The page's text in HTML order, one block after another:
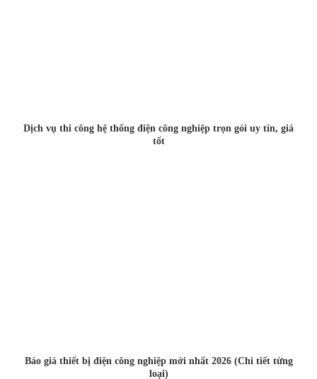
Dịch vụ thi công hệ thống điện công nghiệp trọn gói uy tín, giá
tốt
Báo giá thiết bị điện công nghiệp mới nhất 2026 (Chi tiết từng
loại)